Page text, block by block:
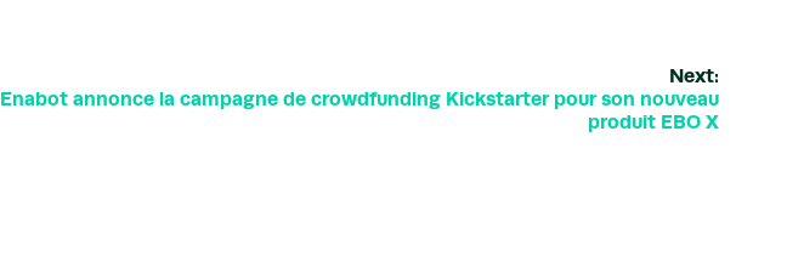
Next:
Enabot annonce la campagne de crowdfunding Kickstarter pour son nouveau
produit EBO X